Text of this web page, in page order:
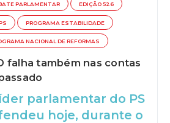
PARLAMENTAR EDIÇÃO 526
PROGRAMA ESTABILIDADE
NACIONAL DE REFORMAS
falha também nas contas
parlamentar do PS
hoje, durante o